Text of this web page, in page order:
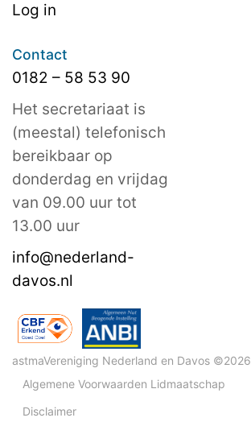
Log in
Contact
0182 – 58 53 90
Het secretariaat is
(meestal) telefonisch
bereikbaar op
donderdag en vrijdag
van 09.00 uur tot
13.00 uur
info@nederland-
davos.nl
astmaVereniging Nederland en Davos ©2026
Algemene Voorwaarden Lidmaatschap
Disclaimer